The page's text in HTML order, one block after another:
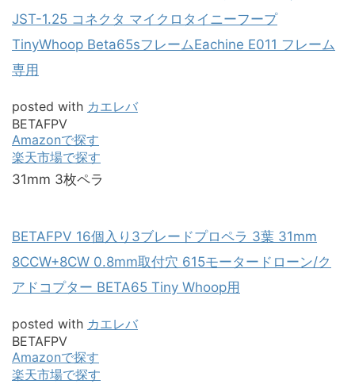
JST-1.25 コネクタ マイクロタイニーフープ
TinyWhoop Beta65sフレームEachine E011 フレーム
専用
posted with カエレバ
BETAFPV
Amazonで探す
楽天市場で探す
31mm 3枚ペラ
BETAFPV 16個入り3ブレードプロペラ 3葉 31mm
8CCW+8CW 0.8mm取付穴 615モータードローン/ク
アドコプター BETA65 Tiny Whoop用
posted with カエレバ
BETAFPV
Amazonで探す
楽天市場で探す